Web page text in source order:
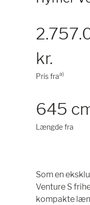
kr.
Pris fraa)
645
Længde fra
Som en
Venture S
kompakte